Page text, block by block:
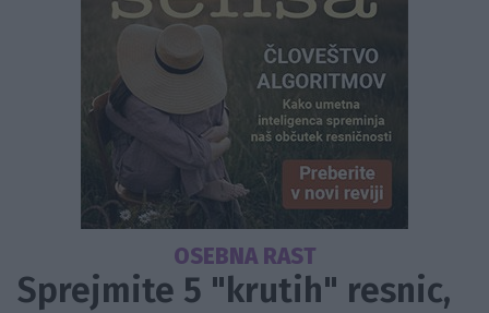
OSEBNA RAST
Sprejmite 5 "krutih" resnic,